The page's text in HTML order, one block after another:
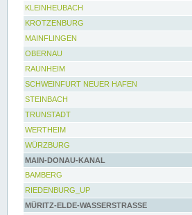
KLEINHEUBACH
KROTZENBURG
MAINFLINGEN
OBERNAU
RAUNHEIM
SCHWEINFURT NEUER HAFEN
STEINBACH
TRUNSTADT
WERTHEIM
WÜRZBURG
MAIN-DONAU-KANAL
BAMBERG
RIEDENBURG_UP
MÜRITZ-ELDE-WASSERSTRASSE